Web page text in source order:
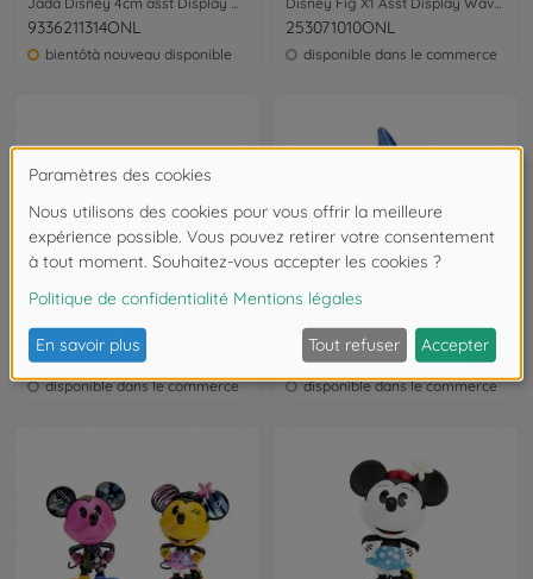
9336211314ONL
bientôtà nouveau disponible
253071010ONL
disponible dans le commerce
Disney Set 18Pcs
253075005
disponible dans le commerce
L'apprenti sorcier Mickey Figure 6
253076001
disponible dans le commerce